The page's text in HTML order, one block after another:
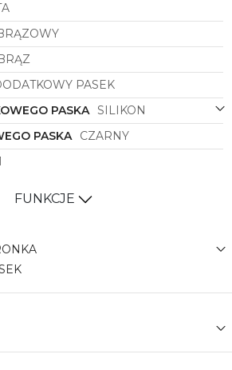
wyjątkowy gust i charakter.
575O540
zegarka godnego swojej
połączenie klasycznego
funkcjonalnością i wysoką
w każdym detalu i
wyjątkowego stylu -
satysfakcji na lata.
PASEK
PASKA SILIKON
PASKA CZARNY
FUNKCJE